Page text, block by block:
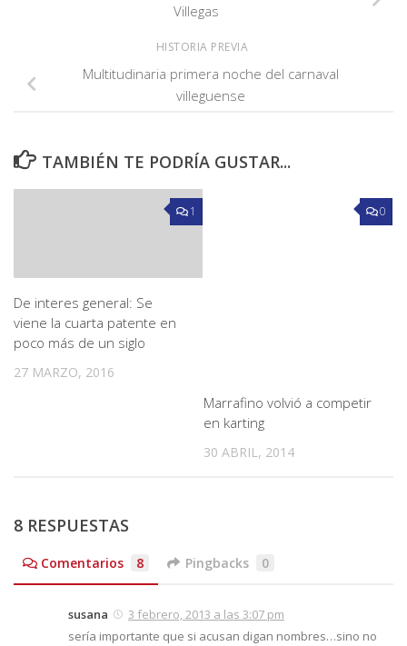
Villegas
HISTORIA PREVIA
Multitudinaria primera noche del carnaval
villeguense
TAMBIÉN TE PODRÍA GUSTAR...
1
De interes general: Se
viene la cuarta patente en
poco más de un siglo
27 MARZO, 2016
0
Marrafino volvió a competir
en karting
30 ABRIL, 2014
8 RESPUESTAS
Comentarios 8 Pingbacks 0
susana
3 febrero, 2013 a las 3:07 pm
sería importante que si acusan digan nombres…sino no